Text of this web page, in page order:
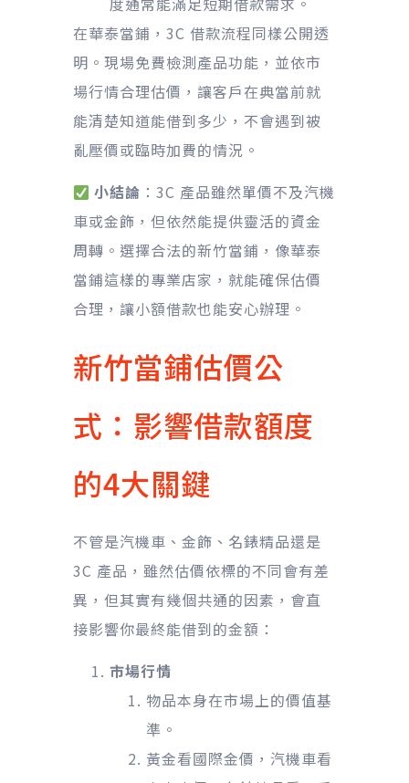
在華泰當鋪，3C 借款流程同樣公開透
明。現場免費檢測產品功能，並依市
場行情合理估價，讓客戶在典當前就
能清楚知道能借到多少，不會遇到被
亂壓價或臨時加費的情況。
小結論 ：3C 產品雖然單價不及汽機
車或金飾，但依然能提供靈活的資金
周轉。選擇合法的新竹當鋪，像華泰
當鋪這樣的專業店家，就能確保估價
合理，讓小額借款也能安心辦理。
新竹當鋪估價公
式：影響借款額度
的4大關鍵
不管是汽機車、金飾、名錶精品還是
3C 產品，雖然估價依標的不同會有差
異，但其實有幾個共通的因素，會直
接影響你最終能借到的金額：
市場行情
物品本身在市場上的價值基
準。
黃金看國際金價，汽機車看